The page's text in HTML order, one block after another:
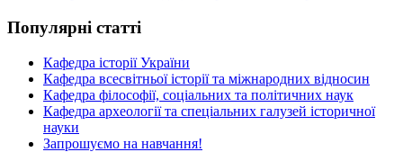
Популярні статті
Кафедра історії України
Кафедра всесвітньої історії та міжнародних відносин
Кафедра філософії, соціальних та політичних наук
Кафедра археології та спеціальних галузей історичної
науки
Запрошуємо на навчання!